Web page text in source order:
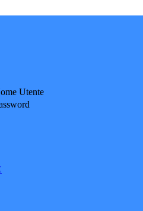
Utente